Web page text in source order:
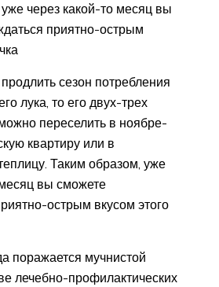
через какой-то месяц вы
приятно-острым
сезон потребления
лука, то его двух-трех
переселить в ноябре-
квартиру или в
Таким образом, уже
вы сможете
острым вкусом этого
поражается мучнистой
лечебно-профилактических